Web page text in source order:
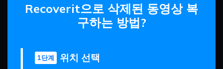
Recoverit으로 삭제된 동영상 복
구하는 방법?
1단계 위치 선택